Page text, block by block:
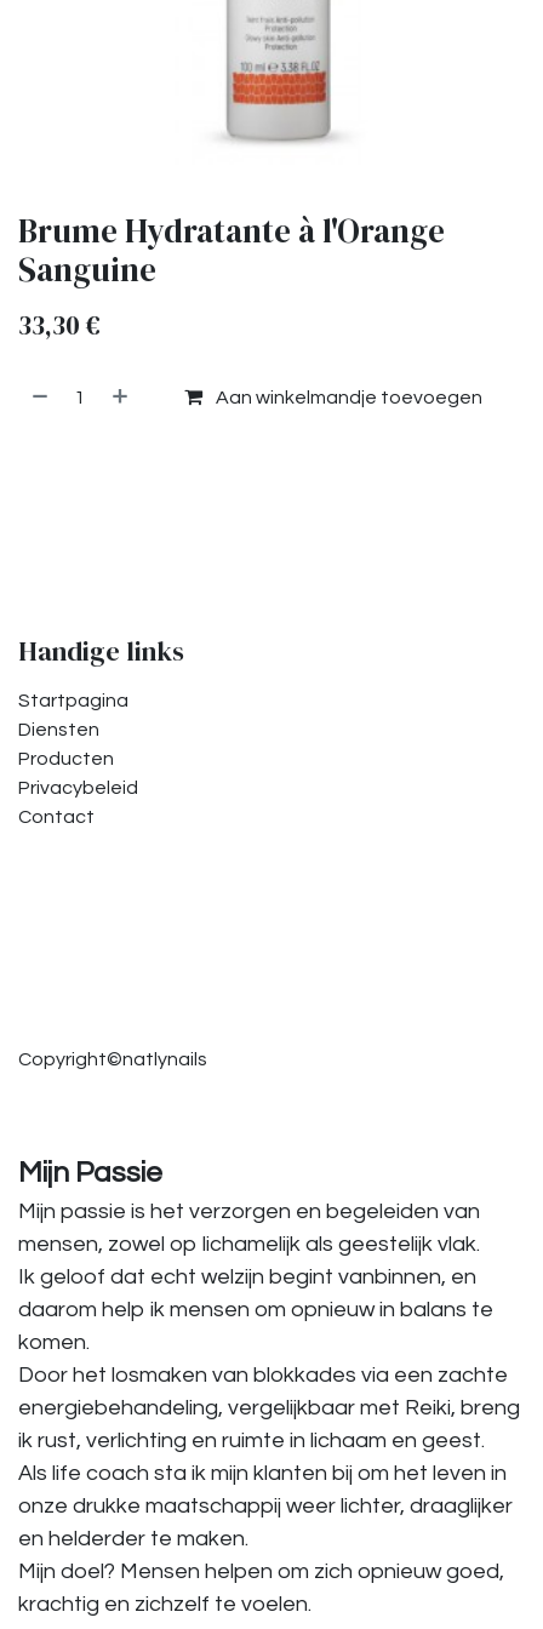
Brume Hydratante à l'Orange
Sanguine
33,30 €
Aan winkelmandje toevoegen
Handige links
Startpagina
Diensten
Producten
Privacybeleid
Contact
Copyright©natlynails
Mijn Passie
Mijn passie is het verzorgen en begeleiden van
mensen, zowel op lichamelijk als geestelijk vlak.
Ik geloof dat echt welzijn begint vanbinnen, en
daarom help ik mensen om opnieuw in balans te
komen.
Door het losmaken van blokkades via een zachte
energiebehandeling, vergelijkbaar met Reiki, breng
ik rust, verlichting en ruimte in lichaam en geest.
Als life coach sta ik mijn klanten bij om het leven in
onze drukke maatschappij weer lichter, draaglijker
en helderder te maken.
Mijn doel? Mensen helpen om zich opnieuw goed,
krachtig en zichzelf te voelen.